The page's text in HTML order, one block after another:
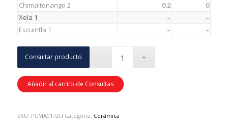
Chimaltenango 2
0.2
0
Xela 1
–
–
Escuintla 1
– –
Consultar producto
Añadir al carrito de Consultas
SKU: PCMA0172U Categoría: Cerámica